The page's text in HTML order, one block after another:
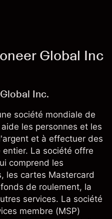
Global Inc
Inc.
société mondiale de
les personnes et les
et à effectuer des
La société offre
comprend les
les cartes Mastercard
de roulement, la
services. La société
membre (MSP)